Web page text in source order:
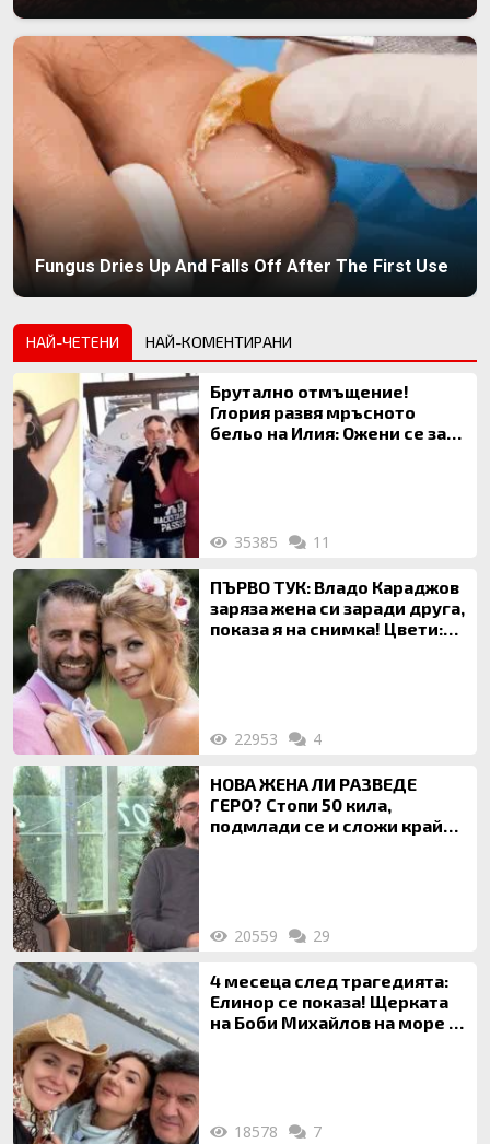
Fungus Dries Up And Falls Off After The First Use
НАЙ-ЧЕТЕНИ НАЙ-КОМЕНТИРАНИ
Брутално отмъщение!
Глория развя мръсното
бельо на Илия: Ожени се за
35385 11
ПЪРВО ТУК: Владо Караджов
заряза жена си заради друга,
показа я на снимка! Цвети:
22953 4
НОВА ЖЕНА ЛИ РАЗВЕДЕ
ГЕРО? Стопи 50 кила,
подмлади се и сложи край
20559 29
4 месеца след трагедията:
Елинор се показа! Щерката
на Боби Михайлов на море с
18578 7